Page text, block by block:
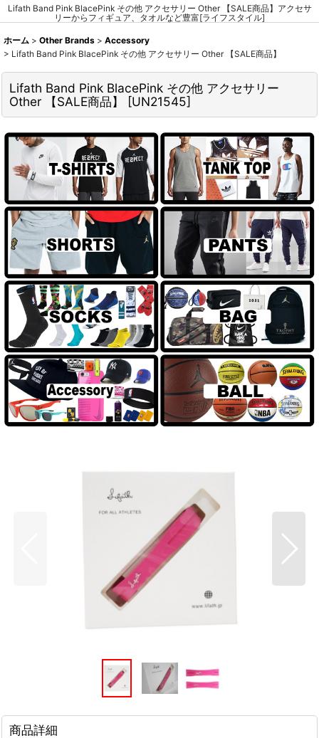
Lifath Band Pink BlacePink その他 アクセサリー Other 【SALE商品】アクセサ
リーからフィギュア、タオルなど豊富[ライフスタイル]
ホーム > Other Brands > Accessory
> Lifath Band Pink BlacePink その他 アクセサリー Other 【SALE商品】
Lifath Band Pink BlacePink その他 アクセサリー
Other 【SALE商品】
[UN21545]
商品詳細